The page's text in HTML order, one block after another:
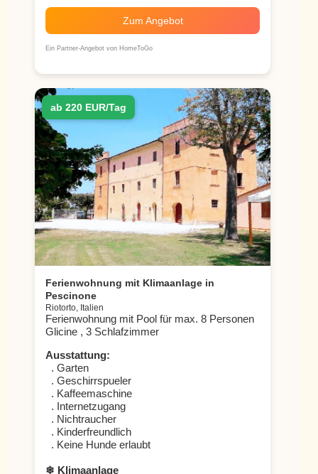
Zum Angebot
Ein Partner-Angebot von HomeToGo
ab 220 EUR/Tag
Ferienwohnung mit Klimaanlage in
Pescinone
Riotorto, Italien
Ferienwohnung mit Pool für max. 8 Personen
Glicine , 3 Schlafzimmer
Ausstattung:
. Garten
. Geschirrspueler
. Kaffeemaschine
. Internetzugang
. Nichtraucher
. Kinderfreundlich
. Keine Hunde erlaubt
❄ Klimaanlage